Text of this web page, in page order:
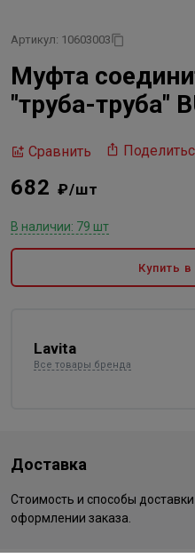
Артикул: 10603003
Муфта
"труба-труба"
Сравнить
682 ₽/шт
В наличии: 79 шт
Купить
Lavita
Все товары бренда
Доставка
Стоимость и способы
оформлении заказа.